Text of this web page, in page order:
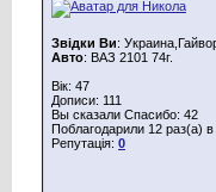
Звідки Ви:
Авто: ВАЗ 2101 74г.
Вік: 47
Дописи: 111
Вы сказали Спасибо: 42
Поблагодарили 12 раз(а)
Репутація: 0